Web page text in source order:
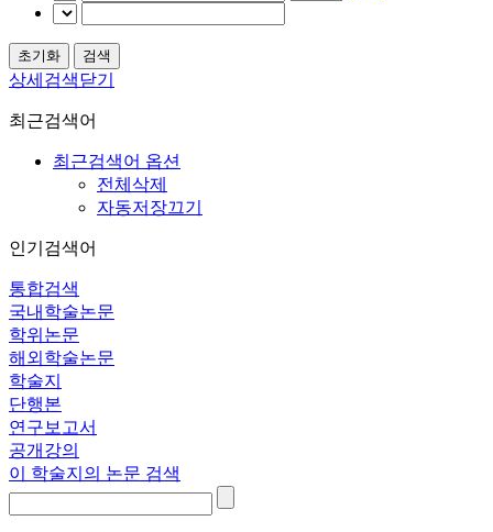
상세검색닫기
최근검색어
최근검색어 옵션
전체삭제
자동저장끄기
인기검색어
통합검색
국내학술논문
학위논문
해외학술논문
학술지
단행본
연구보고서
공개강의
이 학술지의 논문 검색